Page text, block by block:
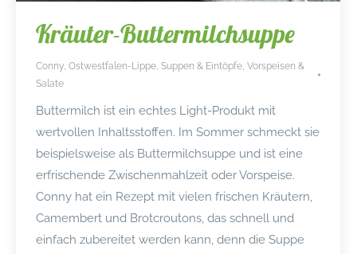
Kräuter-Buttermilchsuppe
Conny Ostwestfalen-Lippe Suppen & Eintöpfe Vorspeisen &
Salate
Buttermilch ist ein echtes Light-Produkt mit
wertvollen Inhaltsstoffen. Im Sommer schmeckt sie
beispielsweise als Buttermilchsuppe und ist eine
erfrischende Zwischenmahlzeit oder Vorspeise.
Conny hat ein Rezept mit vielen frischen Kräutern,
Camembert und Brotcroutons, das schnell und
einfach zubereitet werden kann, denn die Suppe